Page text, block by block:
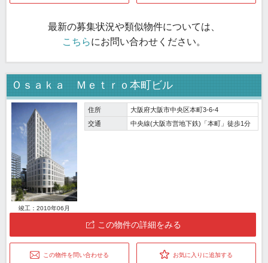
最新の募集状況や類似物件については、
こちらにお問い合わせください。
Ｏｓａｋａ Ｍｅｔｒｏ本町ビル
竣工：2010年06月
住所
大阪府大阪市中央区本町3-6-4
交通
中央線(大阪市営地下鉄)「本町」徒歩1分
この物件の詳細をみる
この物件を問い合わせる お気に入りに追加する